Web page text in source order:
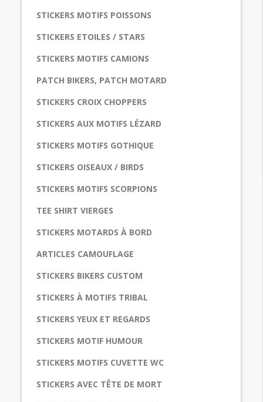
STICKERS MOTIFS POISSONS
STICKERS ETOILES / STARS
STICKERS MOTIFS CAMIONS
PATCH BIKERS, PATCH MOTARD
STICKERS CROIX CHOPPERS
STICKERS AUX MOTIFS LÉZARD
STICKERS MOTIFS GOTHIQUE
STICKERS OISEAUX / BIRDS
STICKERS MOTIFS SCORPIONS
TEE SHIRT VIERGES
STICKERS MOTARDS À BORD
ARTICLES CAMOUFLAGE
STICKERS BIKERS CUSTOM
STICKERS À MOTIFS TRIBAL
STICKERS YEUX ET REGARDS
STICKERS MOTIF HUMOUR
STICKERS MOTIFS CUVETTE WC
STICKERS AVEC TÊTE DE MORT